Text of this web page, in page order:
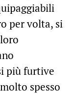
per volta, si
più furtive
spesso